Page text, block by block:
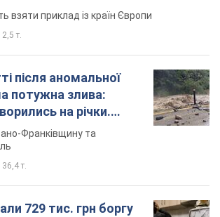
взяти приклад із країн Європи
2,5 т.
після аномальної
потужна злива:
на річки.
Франківщину та
36,4 т.
729 тис. грн боргу